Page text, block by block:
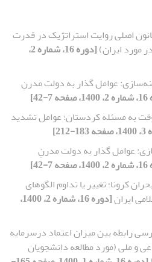
اصلی روایت استراتژیک در قدرت
مورد ایران)
[دوره 16، شماره 2،
عوامل گذار به دولت مدرنِ
به مسئله کردستان؛ عوامل تشدید
عوامل گذار به دولت مدرنِ
کرونا؛ تغییر یا تداوم الگوهای
ایران
[دوره 16، شماره 2، 1400،
رابطه بین میزان اعتماد درسرمایه
و ملی (مورد مطالعه دانشجویان